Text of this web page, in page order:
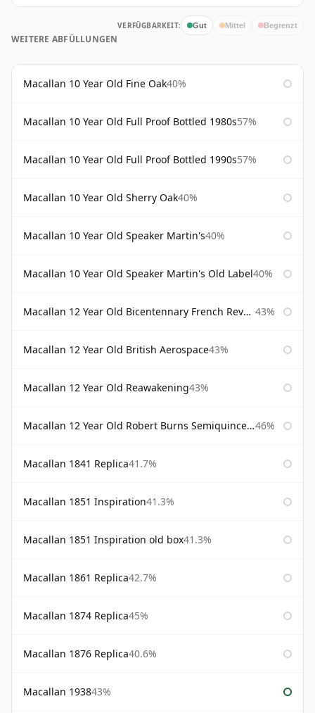
VERFÜGBARKEIT: Gut Mittel Begrenzt
WEITERE ABFÜLLUNGEN
Macallan 10 Year Old Fine Oak40%
Macallan 10 Year Old Full Proof Bottled 1980s57%
Macallan 10 Year Old Full Proof Bottled 1990s57%
Macallan 10 Year Old Sherry Oak40%
Macallan 10 Year Old Speaker Martin's40%
Macallan 10 Year Old Speaker Martin's Old Label40%
Macallan 12 Year Old Bicentennary French Revolution 43%
Macallan 12 Year Old British Aerospace43%
Macallan 12 Year Old Reawakening43%
Macallan 12 Year Old Robert Burns Semiquincentenary 46%
Macallan 1841 Replica41.7%
Macallan 1851 Inspiration41.3%
Macallan 1851 Inspiration old box41.3%
Macallan 1861 Replica42.7%
Macallan 1874 Replica45%
Macallan 1876 Replica40.6%
Macallan 193843%